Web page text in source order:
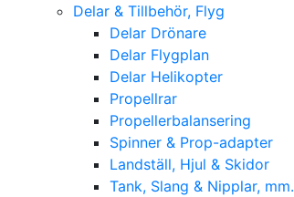
Delar & Tillbehör, Flyg
Delar Drönare
Delar Flygplan
Delar Helikopter
Propellrar
Propellerbalansering
Spinner & Prop-adapter
Landställ, Hjul & Skidor
Tank, Slang & Nipplar, mm.